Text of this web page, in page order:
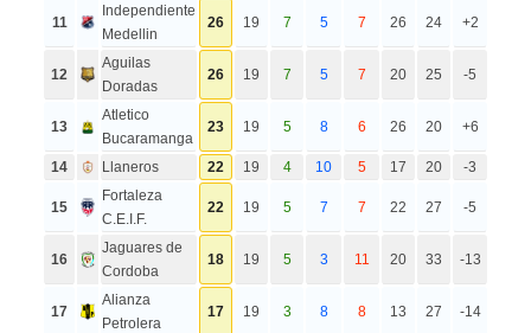
11
Independiente
Medellin
26 19 7 5 7 26 24 +2
12
Aguilas
Doradas
26 19 7 5 7 20 25 -5
13
Atletico
Bucaramanga
23 19 5 8 6 26 20 +6
14 Llaneros 22 19 4 10 5 17 20 -3
15
Fortaleza
C.E.I.F.
22 19 5 7 7 22 27 -5
16
Jaguares de
Cordoba
18 19 5 3 11 20 33 -13
17
Alianza
Petrolera
17 19 3 8 8 13 27 -14